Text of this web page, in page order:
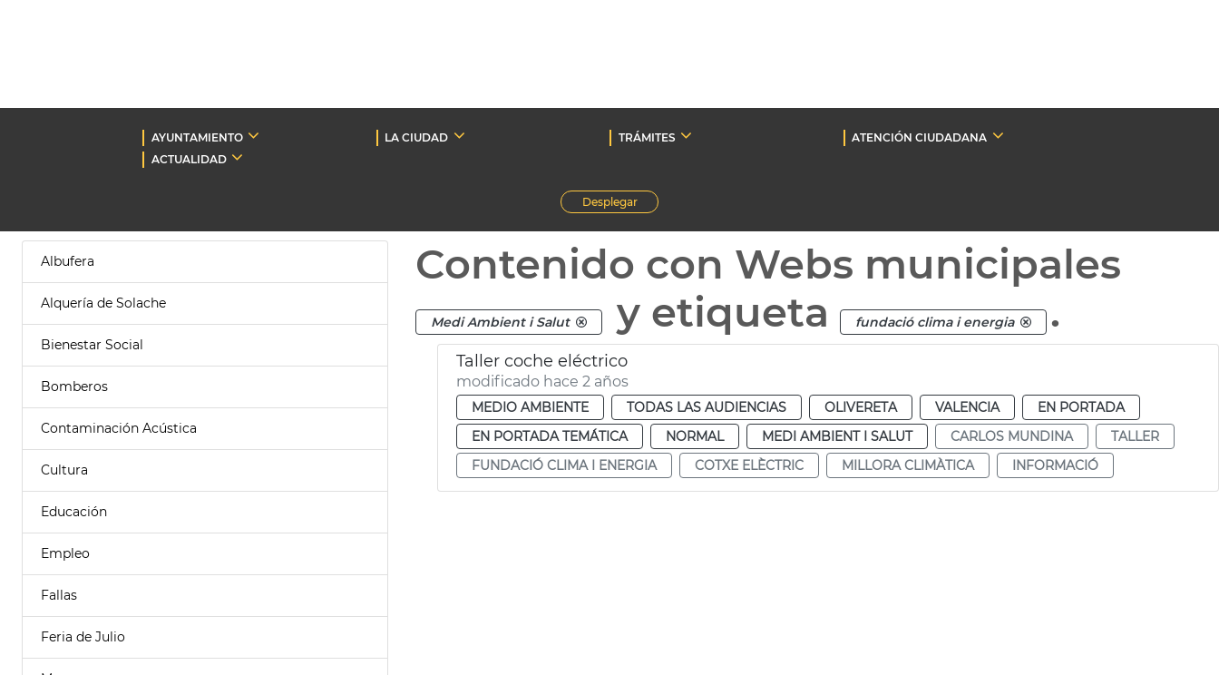
AYUNTAMIENTO LA CIUDAD TRÁMITES
ATENCIÓN CIUDADANA
ACTUALIDAD
Desplegar
Albufera
Alquería de Solache
Bienestar Social
Bomberos
Contaminación Acústica
Cultura
Educación
Empleo
Fallas
Feria de Julio
Contenido con Webs municipales
Medi Ambient i Salut y etiqueta fundació clima i energia .
Taller coche eléctrico
modificado hace 2 años
MEDIO AMBIENTE TODAS LAS AUDIENCIAS OLIVERETA VALENCIA
EN PORTADA
EN PORTADA TEMÁTICA
NORMAL MEDI AMBIENT I SALUT CARLOS MUNDINA
TALLER
FUNDACIÓ CLIMA I ENERGIA
COTXE ELÈCTRIC MILLORA CLIMÀTICA INFORMACIÓ